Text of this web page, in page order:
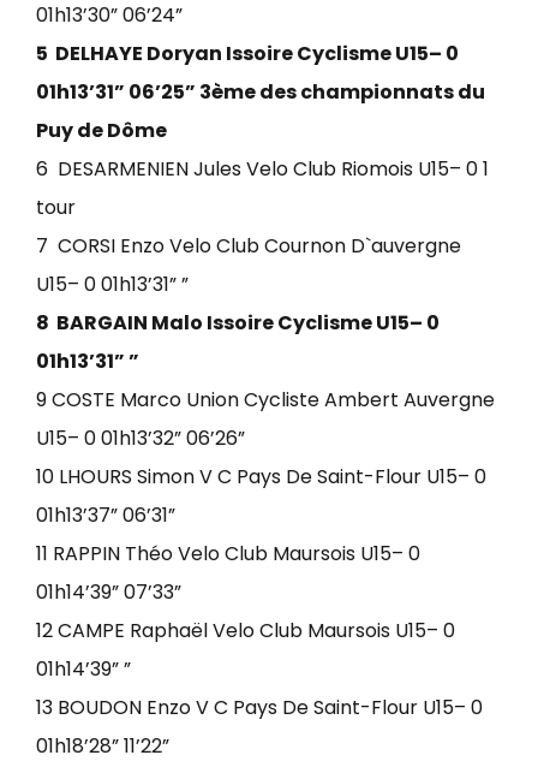
01h13’30” 06’24”
5 DELHAYE Doryan Issoire Cyclisme U15– 0
01h13’31” 06’25” 3ème des championnats du
Puy de Dôme
6 DESARMENIEN Jules Velo Club Riomois U15– 0 1
tour
7 CORSI Enzo Velo Club Cournon D`auvergne
U15– 0 01h13’31” ”
8 BARGAIN Malo Issoire Cyclisme U15– 0
01h13’31” ”
9 COSTE Marco Union Cycliste Ambert Auvergne
U15– 0 01h13’32” 06’26”
10 LHOURS Simon V C Pays De Saint-Flour U15– 0
01h13’37” 06’31”
11 RAPPIN Théo Velo Club Maursois U15– 0
01h14’39” 07’33”
12 CAMPE Raphaël Velo Club Maursois U15– 0
01h14’39” ”
13 BOUDON Enzo V C Pays De Saint-Flour U15– 0
01h18’28” 11’22”